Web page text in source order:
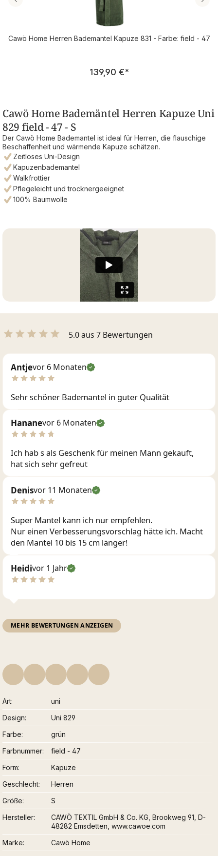
Cawö Home Herren Bademantel Kapuze 831 - Farbe: field - 47
Regulärer Preis:
139,90 €*
Cawö Home Bademäntel Herren Kapuze Uni
829 field - 47 - S
Der Cawö Home Bademantel ist ideal für Herren, die flauschige
Beschaffenheit und wärmende Kapuze schätzen.
Zeitloses Uni-Design
Kapuzenbademantel
Walkfrottier
Pflegeleicht und trocknergeeignet
100% Baumwolle
5.0 aus 7 Bewertungen
Antjevor 6 Monaten
Sehr schöner Bademantel in guter Qualität
Hananevor 6 Monaten
Ich hab s als Geschenk für meinen Mann gekauft,
hat sich sehr gefreut
Denisvor 11 Monaten
Super Mantel kann ich nur empfehlen.
Nur einen Verbesserungsvorschlag hätte ich. Macht
den Mantel 10 bis 15 cm länger!
Heidivor 1 Jahr
MEHR BEWERTUNGEN ANZEIGEN
Art
uni
Design
Uni 829
Farbe
grün
Farbnummer
field - 47
Form
Kapuze
Geschlecht
Herren
Größe
S
Hersteller
CAWÖ TEXTIL GmbH & Co. KG, Brookweg 91, D-
48282 Emsdetten, www.cawoe.com
Marke
Cawö Home